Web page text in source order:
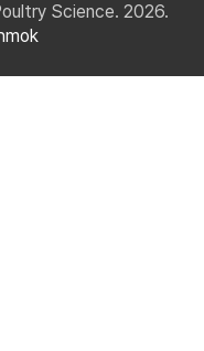
Science. 2026.